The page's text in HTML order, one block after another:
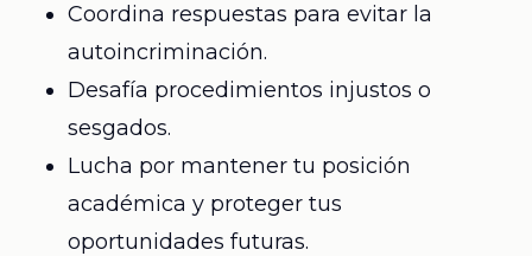
Coordina respuestas para evitar la
autoincriminación.
Desafía procedimientos injustos o
sesgados.
Lucha por mantener tu posición
académica y proteger tus
oportunidades futuras.